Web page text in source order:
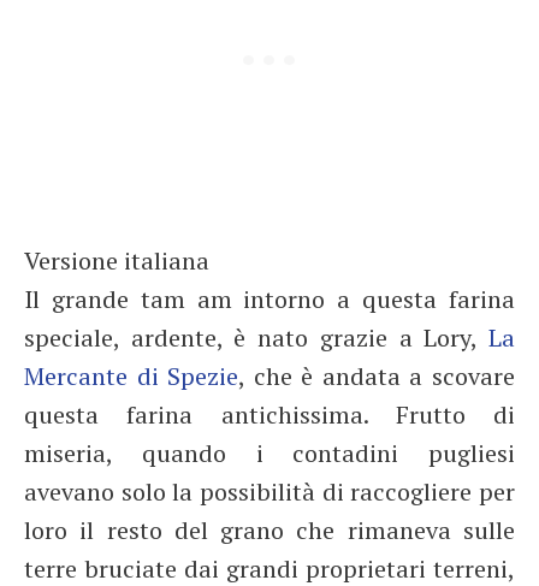
Versione italiana
Il grande tam am intorno a questa farina
speciale, ardente, è nato grazie a Lory, La
Mercante di Spezie, che è andata a scovare
questa farina antichissima. Frutto di
miseria, quando i contadini pugliesi
avevano solo la possibilità di raccogliere per
loro il resto del grano che rimaneva sulle
terre bruciate dai grandi proprietari terreni,